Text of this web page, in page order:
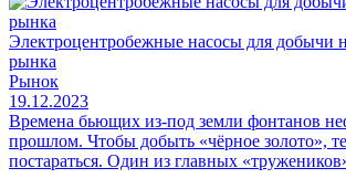
Электроцентробежные насосы для добычи
рынка
Рынок
19.12.2023
Времена бьющих из-под земли фонтанов
прошлом. Чтобы добыть «чёрное золото»,
постараться. Один из главных